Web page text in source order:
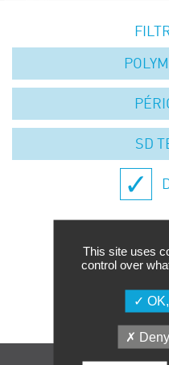
Symposium on
sustainability –
FRENCH-CHINESE
Contacts
SD
This site uses
control over